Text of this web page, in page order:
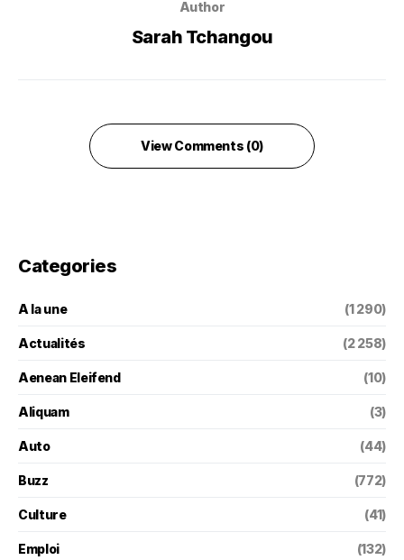
Author
Sarah Tchangou
View Comments (0)
Categories
A la une (1 290)
Actualités (2 258)
Aenean Eleifend (10)
Aliquam (3)
Auto (44)
Buzz (772)
Culture (41)
Emploi (132)